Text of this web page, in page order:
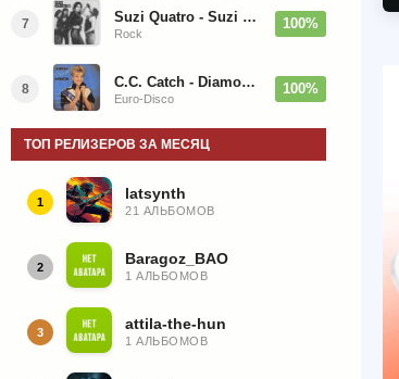
7 Suzi Quatro - Suzi Quatro (Bonus Tracks, Remaster) 1973/2022
Rock
100%
8 C.C. Catch - Diamonds. Her Greatest Hits 1988
Euro-Disco
100%
ТОП РЕЛИЗЕРОВ ЗА МЕСЯЦ
1 latsynth
21 АЛЬБОМОВ
2 Baragoz_BAO
1 АЛЬБОМОВ
3 attila-the-hun
1 АЛЬБОМОВ